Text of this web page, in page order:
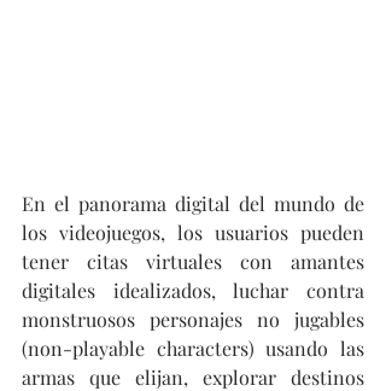
En el panorama digital del mundo de
los videojuegos, los usuarios pueden
tener citas virtuales con amantes
digitales idealizados, luchar contra
monstruosos personajes no jugables
(non-playable characters) usando las
armas que elijan, explorar destinos